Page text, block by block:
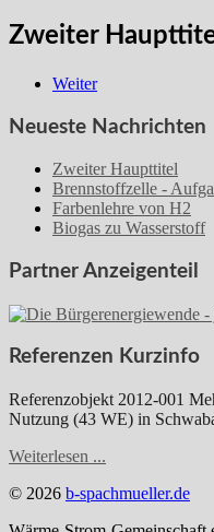
Zweiter
Weiter
Neueste Nachrichten
Zweiter Haupttitel
Brennstoffzelle -
Farbenlehre von H2
Biogas zu Wasserstoff
Partner Anzeigenteil
Referenzen Kurzinfo
Referenzobjekt 2012-001
Nutzung (43 WE) in
Weiterlesen ...
© 2026 b-spachmueller.de